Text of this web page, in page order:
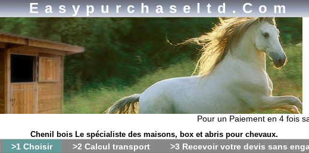
Easypurchaseltd.com
Pour un Paiement en 4 fois
Chenil bois Le spécialiste des maisons, box et abris pour chevaux.
>1 Choisir >2 Calcul transport >3 Recevoir votre devis sans